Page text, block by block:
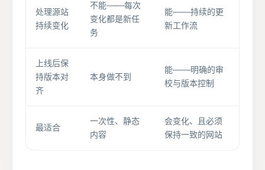
处理源站
持续变化
不能——每次
变化都是新任
务
能——持续的更
新工作流
上线后保
持版本对
齐
本身做不到
能——明确的审
校与版本控制
最适合
一次性、静态
内容
会变化、且必须
保持一致的网站